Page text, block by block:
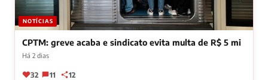
NOTÍCIAS
CPTM: greve acaba e sindicato evita multa de R$ 5 mi
Há 2 dias
32 11 12